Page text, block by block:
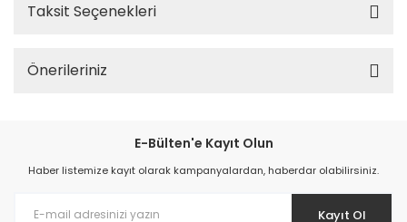
Taksit Seçenekleri
Önerileriniz
E-Bülten'e Kayıt Olun
Haber listemize kayıt olarak kampanyalardan, haberdar olabilirsiniz.
Kayıt Ol